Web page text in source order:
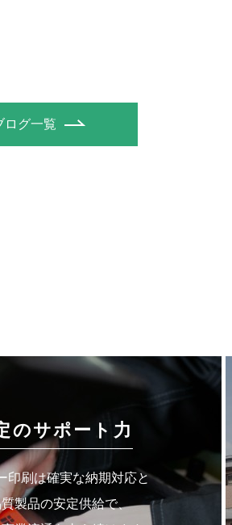
ログ一覧
のサポート力
印刷は確実な納期対応と
製品の安定供給で、